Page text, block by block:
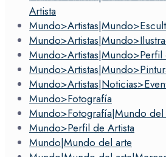
Artista
Mundo>Artistas|Mundo>Perfil
Mundo>Fotografía
Mundo>Fotografía|Mundo del
Mundo>Perfil de Artista
Mundo|Mundo del arte